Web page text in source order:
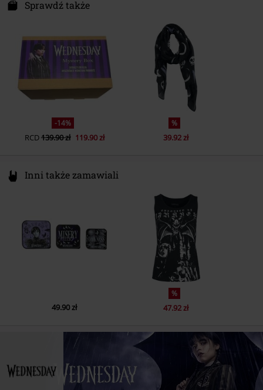
Nordostpark 74
Sprawdź także
-14%
RCD139.90 zł 119.90 zł
%
39.92 zł
Inni także zamawiali
49.90 zł
%
47.92 zł